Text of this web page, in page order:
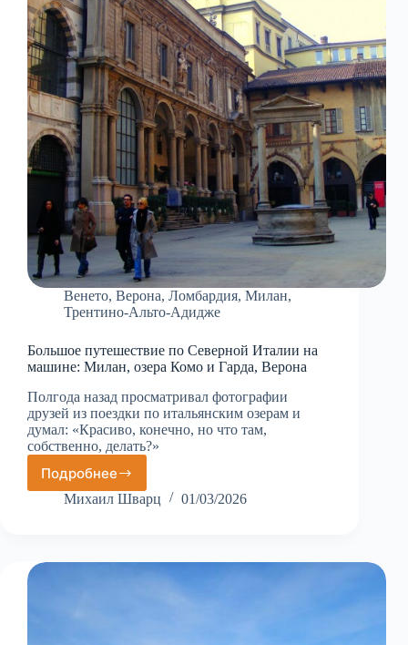
Венето, Верона, Ломбардия, Милан,
Трентино-Альто-Адидже
Большое путешествие по Северной Италии на
машине: Милан, озера Комо и Гарда, Верона
Полгода назад просматривал фотографии
друзей из поездки по итальянским озерам и
думал: «Красиво, конечно, но что там,
собственно, делать?»
Подробнее
Большое
путешествие
на
Михаил Шварц 01/03/2026